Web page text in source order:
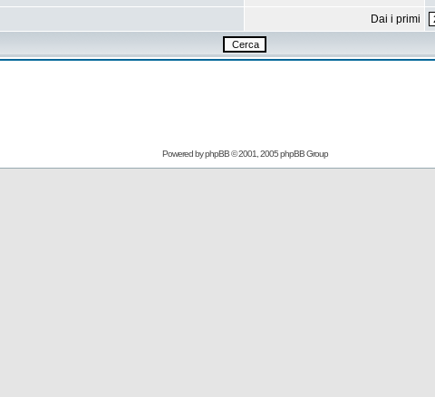
Dai i primi
Powered byphpBB© 2001, 2005 phpBB Group